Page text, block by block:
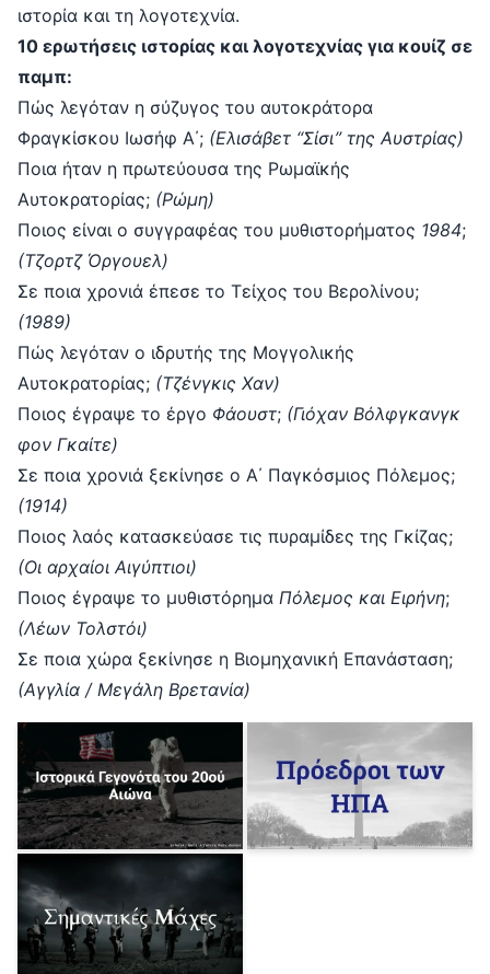
ιστορία και τη λογοτεχνία.
10 ερωτήσεις ιστορίας και λογοτεχνίας για κουίζ σε
παμπ:
Πώς λεγόταν η σύζυγος του αυτοκράτορα
Φραγκίσκου Ιωσήφ Α΄; (Ελισάβετ “Σίσι” της Αυστρίας)
Ποια ήταν η πρωτεύουσα της Ρωμαϊκής
Αυτοκρατορίας; (Ρώμη)
Ποιος είναι ο συγγραφέας του μυθιστορήματος 1984;
(Τζορτζ Όργουελ)
Σε ποια χρονιά έπεσε το Τείχος του Βερολίνου;
(1989)
Πώς λεγόταν ο ιδρυτής της Μογγολικής
Αυτοκρατορίας; (Τζένγκις Χαν)
Ποιος έγραψε το έργο Φάουστ; (Γιόχαν Βόλφγκανγκ
φον Γκαίτε)
Σε ποια χρονιά ξεκίνησε ο Α΄ Παγκόσμιος Πόλεμος;
(1914)
Ποιος λαός κατασκεύασε τις πυραμίδες της Γκίζας;
(Οι αρχαίοι Αιγύπτιοι)
Ποιος έγραψε το μυθιστόρημα Πόλεμος και Ειρήνη;
(Λέων Τολστόι)
Σε ποια χώρα ξεκίνησε η Βιομηχανική Επανάσταση;
(Αγγλία / Μεγάλη Βρετανία)